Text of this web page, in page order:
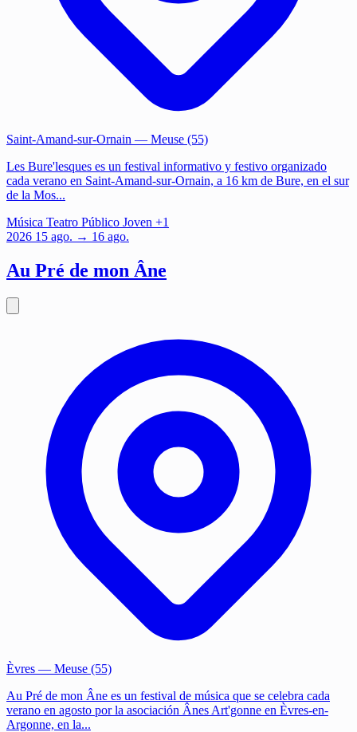
Saint-Amand-sur-Ornain — Meuse (55)
Les Bure'lesques es un festival informativo y festivo organizado
cada verano en Saint-Amand-sur-Ornain, a 16 km de Bure, en el sur
de la Mos...
Música Teatro Público Joven +1
2026 15 ago. → 16 ago.
Au Pré de mon Âne
Èvres — Meuse (55)
Au Pré de mon Âne es un festival de música que se celebra cada
verano en agosto por la asociación Ânes Art'gonne en Èvres-en-
Argonne, en la...